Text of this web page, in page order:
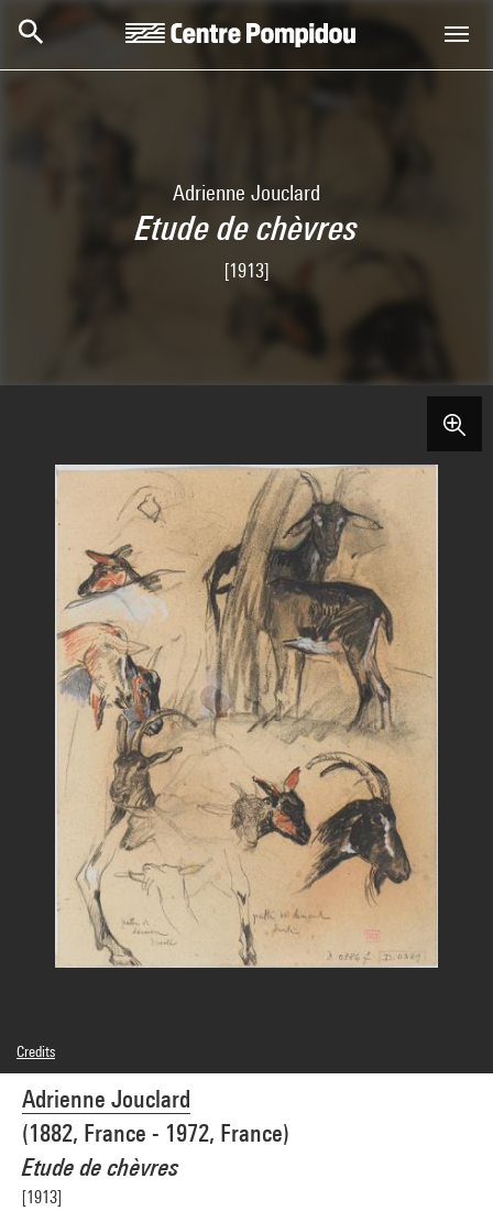
Skip to main content
Adrienne Jouclard
Etude de chèvres
[1913]
Adrienne Jouclard
(1882, France - 1972, France)
Etude de chèvres
[1913]
Credits
© Adagp, Paris
Photo credits : Centre Pompidou, MNAM-CCI/Philippe Migeat/Dist. GrandPalaisRmn
Image reference : 4N67921
Image presentation :GrandPalaisRmnPhoto